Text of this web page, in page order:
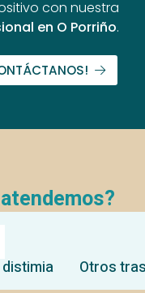
con nuestra
en O Porriño.
Otros